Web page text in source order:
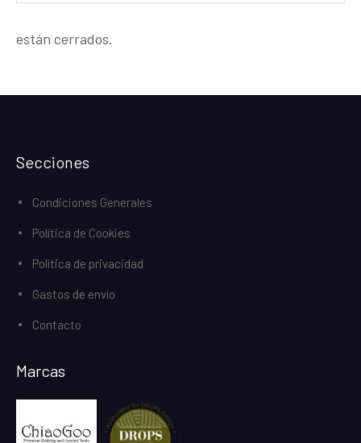
están cerrados.
Secciones
Condiciones Generales
Política de Cookies
Política de privacidad
Gastos de envío
Contacto
Marcas